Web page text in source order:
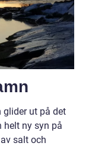
glider ut på det
helt ny syn på
salt och